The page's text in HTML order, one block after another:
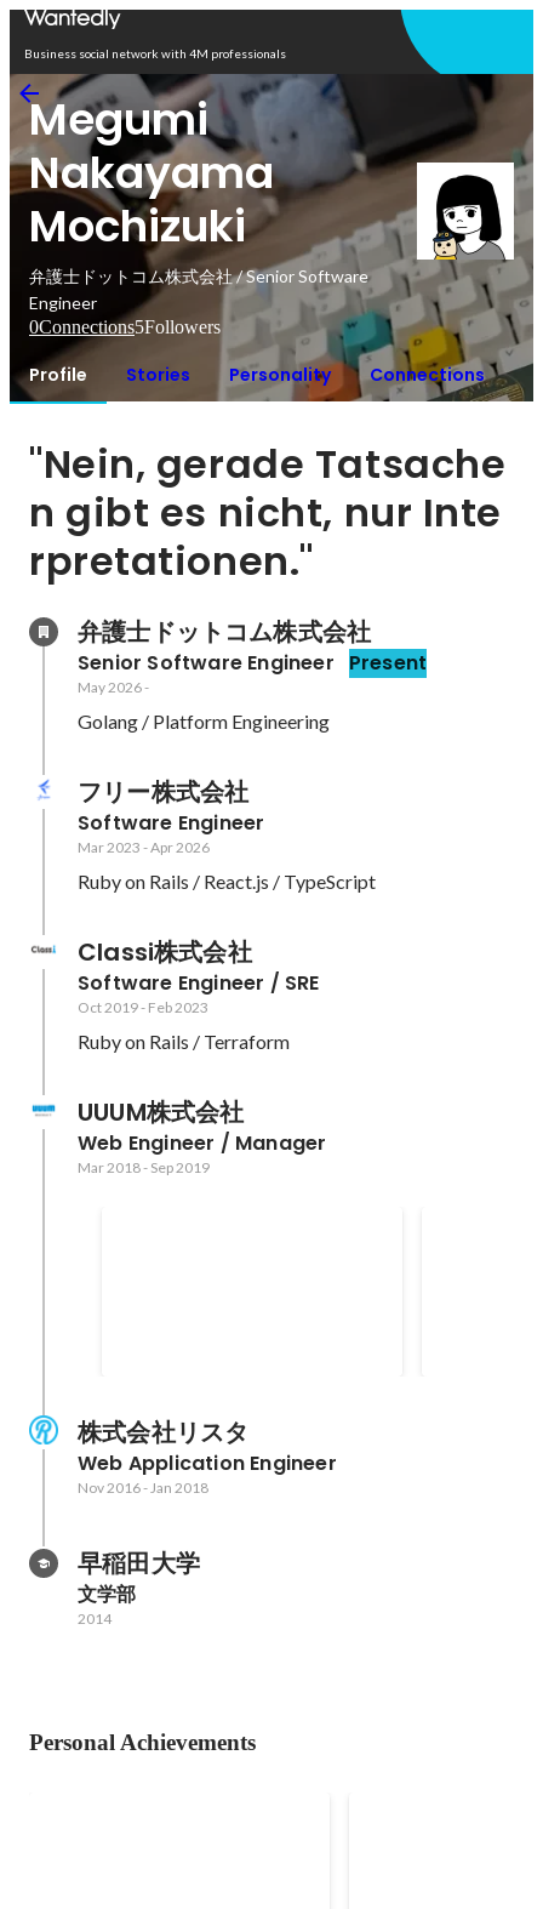
Business social network with 4M professionals
Megumi
Nakayama
Mochizuki
弁護士ドットコム株式会社 / Senior Software
Engineer
0Connections5Followers
Profile Stories Personality Connections
"Nein, gerade Tatsache
n gibt es nicht, nur Inte
rpretationen."
弁護士ドットコム株式会社
Senior Software Engineer Present
May 2026-
Golang / Platform Engineering
フリー株式会社
Software Engineer
Mar 2023 -Apr 2026
Ruby on Rails / React.js / TypeScript
Classi株式会社
Software Engineer / SRE
Oct 2019- Feb 2023
Ruby on Rails / Terraform
UUUM株式会社
Web Engineer / Manager
Mar 2018- Sep 2019
株式会社リスタ
Web Application Engineer
Nov 2016-Jan 2018
早稲田大学
文学部
2014
Personal Achievements